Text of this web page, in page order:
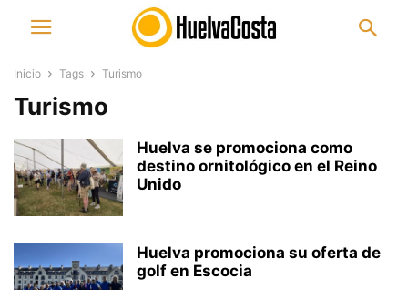
Inicio Tags Turismo
Turismo
Huelva se promociona como
destino ornitológico en el Reino
Unido
Huelva promociona su oferta de
golf en Escocia